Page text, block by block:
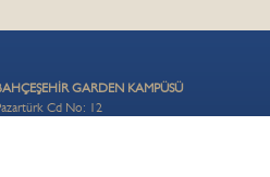
GARDEN KAMPÜSÜ
Cd No: 12